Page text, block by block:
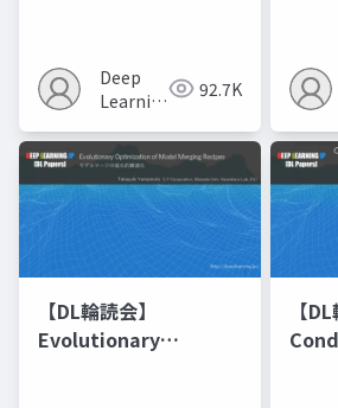
Deep
Learning
92.7K
【DL輪読会】
Evolutionary
【